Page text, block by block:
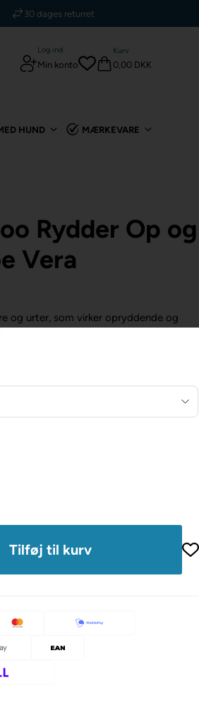
5 stjerner - Trustpilot
Log ind
Min konto
Kurv
0,00 DKK
HUND MÆRKEVARE
Rydder Op og
Vera
og urter, som virker opryddende og